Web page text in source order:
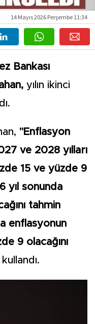
14 Mayıs 2026 Perşembe 11:34
Bankası
yılın ikinci
"Enflasyon
ve 2028 yılları
15 ve yüzde 9
yıl sonunda
tahmin
enflasyonun
9 olacağını